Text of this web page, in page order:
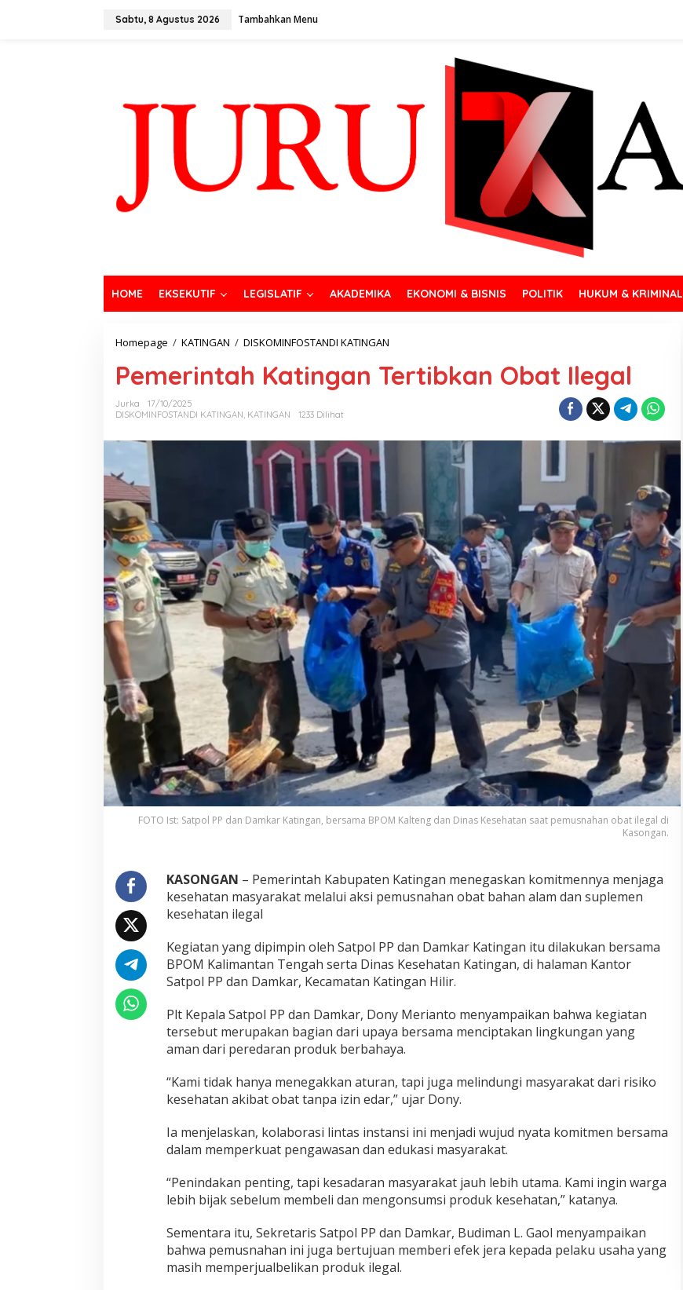
Sabtu, 8 Agustus 2026 Tambahkan Menu
HOME EKSEKUTIF LEGISLATIF AKADEMIKA EKONOMI & BISNIS POLITIK HUKUM & KRIMINAL
Homepage / KATINGAN / DISKOMINFOSTANDI KATINGAN
Pemerintah Katingan Tertibkan Obat Ilegal
Jurka
17/10/2025
DISKOMINFOSTANDI KATINGAN, KATINGAN 1233 Dilihat
FOTO Ist: Satpol PP dan Damkar Katingan, bersama BPOM Kalteng dan Dinas Kesehatan saat pemusnahan obat ilegal di
Kasongan.
KASONGAN – Pemerintah Kabupaten Katingan menegaskan komitmennya menjaga
kesehatan masyarakat melalui aksi pemusnahan obat bahan alam dan suplemen
kesehatan ilegal
Kegiatan yang dipimpin oleh Satpol PP dan Damkar Katingan itu dilakukan bersama
BPOM Kalimantan Tengah serta Dinas Kesehatan Katingan, di halaman Kantor
Satpol PP dan Damkar, Kecamatan Katingan Hilir.
Plt Kepala Satpol PP dan Damkar, Dony Merianto menyampaikan bahwa kegiatan
tersebut merupakan bagian dari upaya bersama menciptakan lingkungan yang
aman dari peredaran produk berbahaya.
“Kami tidak hanya menegakkan aturan, tapi juga melindungi masyarakat dari risiko
kesehatan akibat obat tanpa izin edar,” ujar Dony.
Ia menjelaskan, kolaborasi lintas instansi ini menjadi wujud nyata komitmen bersama
dalam memperkuat pengawasan dan edukasi masyarakat.
“Penindakan penting, tapi kesadaran masyarakat jauh lebih utama. Kami ingin warga
lebih bijak sebelum membeli dan mengonsumsi produk kesehatan,” katanya.
Sementara itu, Sekretaris Satpol PP dan Damkar, Budiman L. Gaol menyampaikan
bahwa pemusnahan ini juga bertujuan memberi efek jera kepada pelaku usaha yang
masih memperjualbelikan produk ilegal.